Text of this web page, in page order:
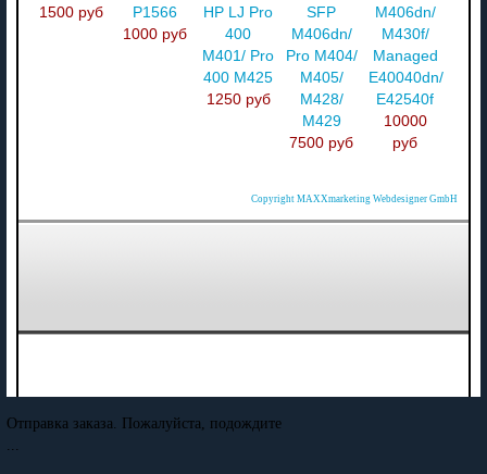
1500 руб
P1566
1000 руб
HP LJ Pro
400
M401/ Pro
400 M425
1250 руб
SFP
M406dn/
Pro M404/
M405/
M428/
M429
7500 руб
M406dn/
M430f/
Managed
E40040dn/
E42540f
10000
руб
Copyright MAXXmarketing Webdesigner GmbH
Отправка заказа. Пожалуйста, подождите
...